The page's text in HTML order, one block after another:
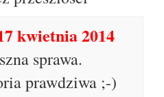
kwietnia 2014
sprawa.
prawdziwa ;-)